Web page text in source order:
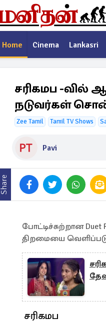
Home Cinema Lankasri
சரிகமப -வில்
நடுவர்கள்
Zee Tamil Tamil TV Shows
Pavi
Share
போட்டிச்சுற்றான
திறமையை
சரிகமப